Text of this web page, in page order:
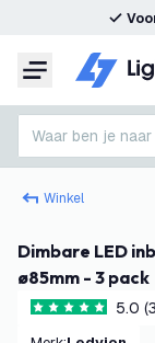
Menu
Waar ben je naar
Winkel
Dimbare LED inbouwspots Wit - Rio - 3W - 2700K -
ø85mm - 3 pack
5 score sterren
5.0